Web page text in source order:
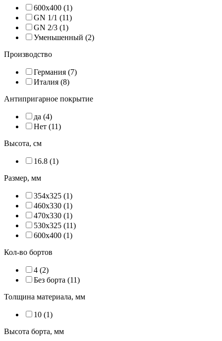
600х400 (1)
GN 1/1 (11)
GN 2/3 (1)
Уменьшенный (2)
Производство
Германия (7)
Италия (8)
Антипригарное покрытие
да (4)
Нет (11)
Высота, см
16.8 (1)
Размер, мм
354х325 (1)
460х330 (1)
470х330 (1)
530х325 (11)
600х400 (1)
Кол-во бортов
4 (2)
Без борта (11)
Толщина материала, мм
10 (1)
Высота борта, мм